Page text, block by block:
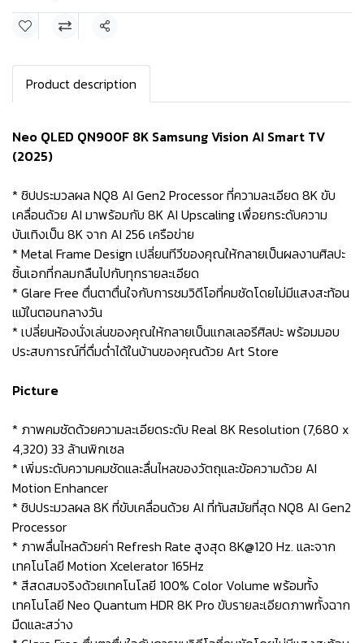
แชร์
Product description
Neo QLED QN900F 8K Samsung Vision AI Smart TV
(2025)
* ชิปประมวลผล NQ8 AI Gen2 Processor ที่ความละเอียด 8K ขับ
เคลื่อนด้วย AI มาพร้อมกับ 8K AI Upscaling เพื่อยกระดับความ
บันเทิงเป็น 8K จาก AI 256 เครือข่าย
* Metal Frame Design เปลี่ยนทีวีของคุณให้กลายเป็นผลงานศิลปะ
ชิ้นเอกที่กลมกลืนไปกับทุกรายละเอียด
* Glare Free ตื่นตาตื่นใจกับการชมวิดีโอที่คมชัดโดยไม่มีแสงสะท้อน
แม้ในตอนกลางวัน
* เปลี่ยนห้องนั่งเล่นของคุณให้กลายเป็นแกลเลอรีศิลปะ พร้อมมอบ
ประสบการณ์ที่ดื่มด่ำได้ในบ้านของคุณด้วย Art Store
Picture
* ภาพคมชัดด้วยความละเอียดระดับ Real 8K Resolution (7,680 x
4,320) 33 ล้านพิกเซล
* เพิ่มระดับความคมชัดและลื่นไหลของวัตถุและข้อความด้วย AI
Motion Enhancer
* ชิปประมวลผล 8K ที่ขับเคลื่อนด้วย AI ที่ทันสมัยที่สุด NQ8 AI Gen2
Processor
* ภาพลื่นไหลด้วยค่า Refresh Rate สูงสุด 8K@120 Hz. และจาก
เทคโนโลยี Motion Xcelerator 165Hz
* สีสดสมจริงด้วยเทคโนโลยี 100% Color Volume พร้อมทั้ง
เทคโนโลยี Neo Quantum HDR 8K Pro ขับรายละเอียดภาพทั้งฉาก
มืดและสว่าง